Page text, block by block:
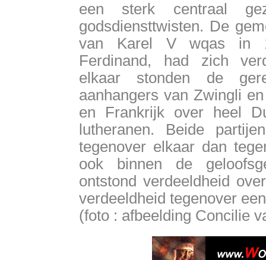
een sterk centraal
godsdiensttwisten. De
van Karel V wqas in
Ferdinand, had zich
elkaar stonden de
aanhangers van Zwingli
en Frankrijk over heel
lutheranen. Beide
tegenover elkaar dan
ook binnen de
ontstond verdeeldheid
verdeeldheid tegenover
(foto : afbeelding Concilie